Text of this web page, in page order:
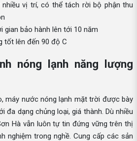
vị trí, có thể tách rời bộ phận thu
gian bảo hành lên tới 10 năm
tốt lên đến 90 độ C
nóng lạnh năng lượng
máy nước nóng lạnh mặt trời được bày
đa dạng chủng loại, giá thành. Dù nhiều
Hà vẫn luôn tự tin đứng vững trên thị
nghiệm trong nghề. Cung cấp các sản